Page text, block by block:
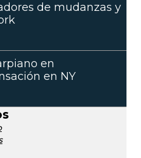
de mudanzas y
en
en NY